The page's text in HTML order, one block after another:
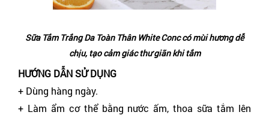
Sữa Tắm Trắng Da Toàn Thân White Conc có mùi hương dễ
chịu, tạo cảm giác thư giãn khi tắm
HƯỚNG DẪN SỬ DỤNG
+ Dùng hàng ngày.
+ Làm ẩm cơ thể bằng nước ấm, thoa sữa tắm lên